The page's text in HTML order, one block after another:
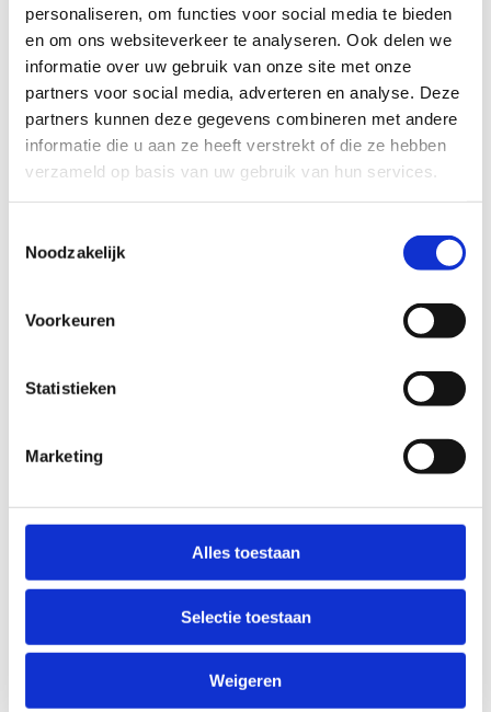
personaliseren, om functies voor social media te bieden
en om ons websiteverkeer te analyseren. Ook delen we
informatie over uw gebruik van onze site met onze
partners voor social media, adverteren en analyse. Deze
partners kunnen deze gegevens combineren met andere
informatie die u aan ze heeft verstrekt of die ze hebben
verzameld op basis van uw gebruik van hun services.
Noodzakelijk
Voorkeuren
Statistieken
Marketing
Alles toestaan
Selectie toestaan
Weigeren
secundair onderwijs (SO) weer, opgesplitst
voor de organisaties binnen en buiten de
lesuren.
Organisatie op het gemeentelijk/stedelijk
Organisatie op de school
Belevingsloop